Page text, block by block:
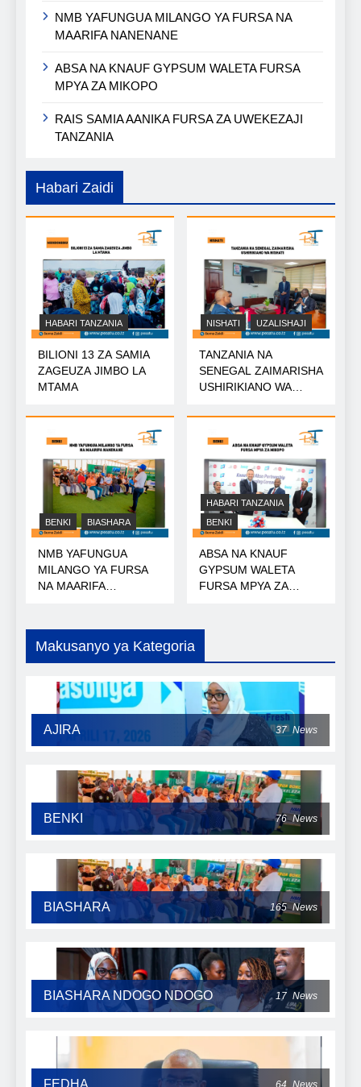
NMB YAFUNGUA MILANGO YA FURSA NA
MAARIFA NANENANE
ABSA NA KNAUF GYPSUM WALETA FURSA
MPYA ZA MIKOPO
RAIS SAMIA AANIKA FURSA ZA UWEKEZAJI
TANZANIA
Habari Zaidi
HABARI TANZANIA
BILIONI 13 ZA SAMIA
ZAGEUZA JIMBO LA
MTAMA
NISHATI UZALISHAJI
TANZANIA NA
SENEGAL ZAIMARISHA
USHIRIKIANO WA
BENKI BIASHARA
NMB YAFUNGUA
MILANGO YA FURSA
NA MAARIFA
HABARI TANZANIA
BENKI
ABSA NA KNAUF
GYPSUM WALETA
FURSA MPYA ZA
Makusanyo ya Kategoria
AJIRA 37 News
BENKI 76 News
BIASHARA 165 News
BIASHARA NDOGO NDOGO 17 News